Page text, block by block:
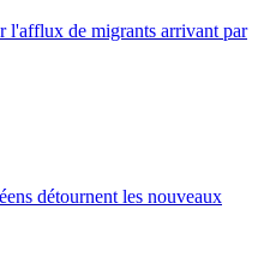
l'afflux de migrants arrivant par
détournent les nouveaux